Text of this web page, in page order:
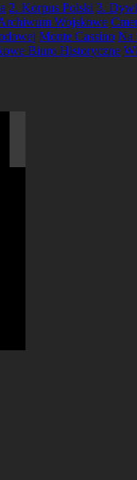
2. Korpus Polski 3.
Wojskowe
Monte Cassino Na
Biuro Historyczne